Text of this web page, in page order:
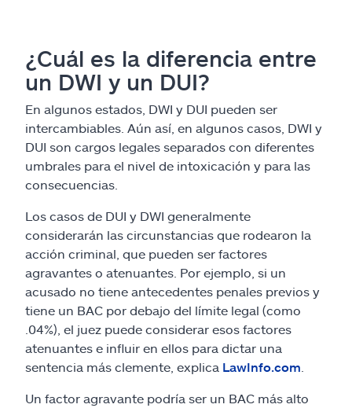
¿Cuál es la diferencia entre
un DWI y un DUI?
En algunos estados, DWI y DUI pueden ser
intercambiables. Aún así, en algunos casos, DWI y
DUI son cargos legales separados con diferentes
umbrales para el nivel de intoxicación y para las
consecuencias.
Los casos de DUI y DWI generalmente
considerarán las circunstancias que rodearon la
acción criminal, que pueden ser factores
agravantes o atenuantes. Por ejemplo, si un
acusado no tiene antecedentes penales previos y
tiene un BAC por debajo del límite legal (como
.04%), el juez puede considerar esos factores
atenuantes e influir en ellos para dictar una
sentencia más clemente, explica LawInfo.com
Un factor agravante podría ser un BAC más alto